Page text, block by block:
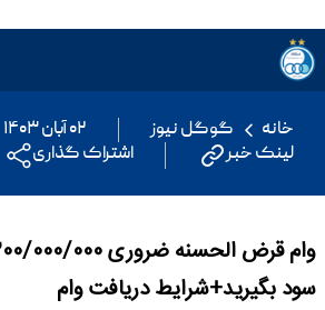
خانه گوگل نیوز
۰۲ آبان ۱۴۰۳
لینک خبر
اشتراک گذاری
سود بگیرید+شرایط دریافت وام